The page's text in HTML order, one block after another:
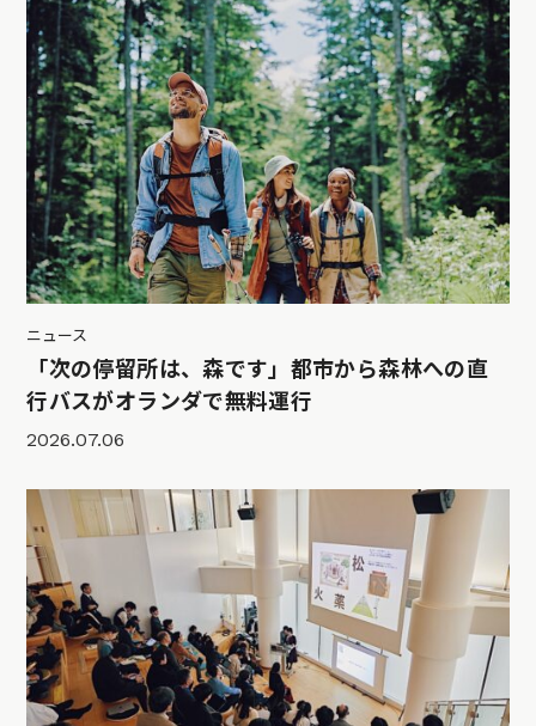
ニュース
「次の停留所は、森です」都市から森林への直
行バスがオランダで無料運行
2026.07.06